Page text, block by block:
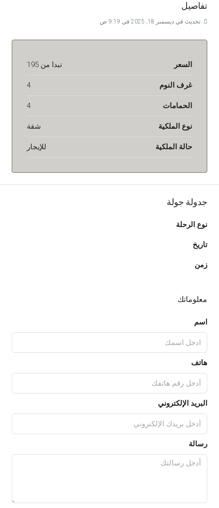
تفاصيل
تحديث في ديسمبر 18, 2025 في 9:19 ص
السعر تبدا من 195
غرف النوم 4
الحمامات 4
نوع الملكية شقة
حالة الملكية للإيجار
جدولة جولة
نوع الرحلة
تاريخ
زمن
معلوماتك
اسم
هاتف
البريد الإلكتروني
رسالة